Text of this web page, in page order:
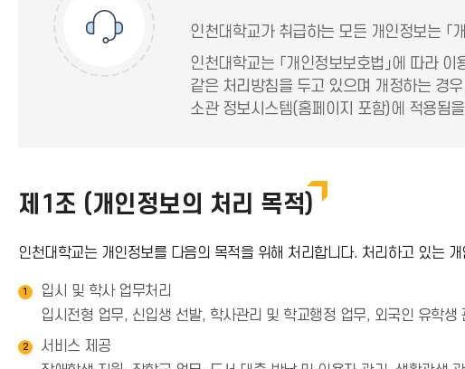
인천대학교가 취급하는 모든 개인정보는 「
인천대학교는 「개인정보보호법」에 따라
같은 처리방침을 두고 있으며 개정하는 경
소관 정보시스템(홈페이지 포함)에 적용됨
제1조 (개인정보의 처리 목적)
인천대학교는 개인정보를 다음의 목적을 위해 처리합니다. 처리하고 있는
1
입시 및 학사 업무처리
입시전형 업무, 신입생 선발, 학사관리 및 학교행정 업무, 외국인 유학
2
서비스 제공